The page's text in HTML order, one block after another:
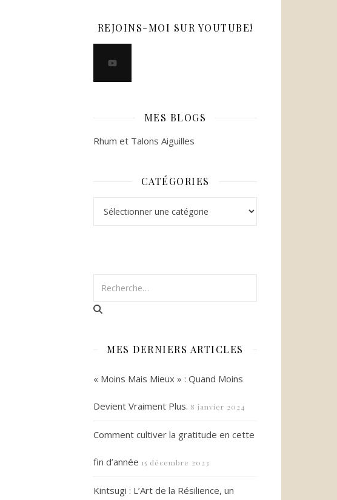
REJOINS-MOI SUR YOUTUBE!
MES BLOGS
Rhum et Talons Aiguilles
CATÉGORIES
MES DERNIERS ARTICLES
« Moins Mais Mieux » : Quand Moins
Devient Vraiment Plus. 8 janvier 2024
Comment cultiver la gratitude en cette
fin d’année 15 décembre 2023
Kintsugi : L’Art de la Résilience, un